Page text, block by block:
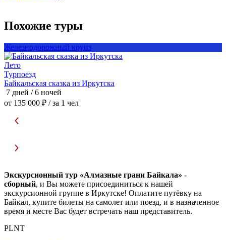
Похожие туры
Железнодорожный круиз
Лето
Турпоезд
Байкальская сказка из Иркутска
7 дней / 6 ночей
от 135 000 ₽ / за 1 чел
Экскурсионный тур «Алмазные грани Байкала» -
сборный, и Вы можете присоединиться к нашей
экскурсионной группе в Иркутске! Оплатите путёвку на
Байкал, купите билеты на самолет или поезд, и в назначенное
время и месте Вас будет встречать наш представитель.
PLNT